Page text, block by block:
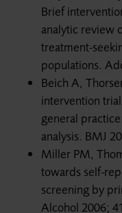
Brief
analytic review
treatment-
populations.
Beich A,
intervention
general
analysis. BMJ
Miller PM,
towards self-
screening by
Alcohol 2006;